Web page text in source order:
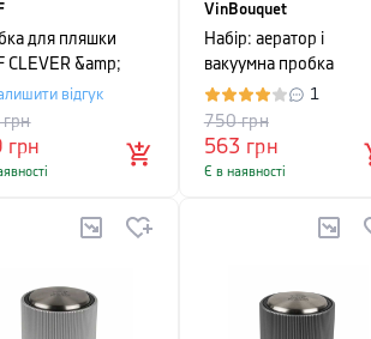
для пляшки
CLEVER &amp;
срібляста
відгук
грн
грн
VinBouquet
Набір: аератор і
вакуумна пробка
VinBouquet TO SERVE,
чорний, 2 предмети
1
563 грн
750грн
Є в наявності